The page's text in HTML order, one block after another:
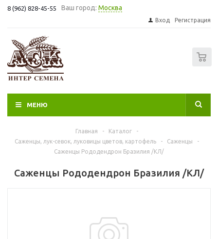
8 (962) 828-45-55 Ваш город: Москва
Вход Регистрация
МЕНЮ
Главная - Каталог
-
Саженцы, лук-севок, луковицы цветов, картофель
- Саженцы
-
Саженцы Рододендрон Бразилия /КЛ/
Саженцы Рододендрон Бразилия /КЛ/